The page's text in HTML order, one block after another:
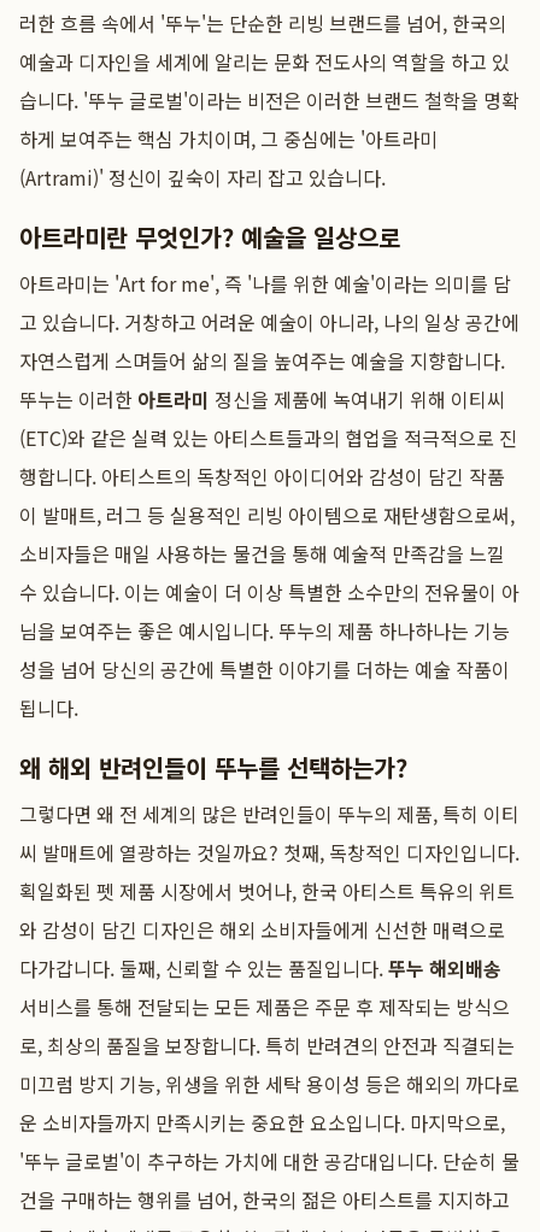
러한 흐름 속에서 '뚜누'는 단순한 리빙 브랜드를 넘어, 한국의
예술과 디자인을 세계에 알리는 문화 전도사의 역할을 하고 있
습니다. '뚜누 글로벌'이라는 비전은 이러한 브랜드 철학을 명확
하게 보여주는 핵심 가치이며, 그 중심에는 '아트라미
(Artrami)' 정신이 깊숙이 자리 잡고 있습니다.
아트라미란 무엇인가? 예술을 일상으로
아트라미는 'Art for me', 즉 '나를 위한 예술'이라는 의미를 담
고 있습니다. 거창하고 어려운 예술이 아니라, 나의 일상 공간에
자연스럽게 스며들어 삶의 질을 높여주는 예술을 지향합니다.
뚜누는 이러한 아트라미 정신을 제품에 녹여내기 위해 이티씨
(ETC)와 같은 실력 있는 아티스트들과의 협업을 적극적으로 진
행합니다. 아티스트의 독창적인 아이디어와 감성이 담긴 작품
이 발매트, 러그 등 실용적인 리빙 아이템으로 재탄생함으로써,
소비자들은 매일 사용하는 물건을 통해 예술적 만족감을 느낄
수 있습니다. 이는 예술이 더 이상 특별한 소수만의 전유물이 아
님을 보여주는 좋은 예시입니다. 뚜누의 제품 하나하나는 기능
성을 넘어 당신의 공간에 특별한 이야기를 더하는 예술 작품이
됩니다.
왜 해외 반려인들이 뚜누를 선택하는가?
그렇다면 왜 전 세계의 많은 반려인들이 뚜누의 제품, 특히 이티
씨 발매트에 열광하는 것일까요? 첫째, 독창적인 디자인입니다.
획일화된 펫 제품 시장에서 벗어나, 한국 아티스트 특유의 위트
와 감성이 담긴 디자인은 해외 소비자들에게 신선한 매력으로
다가갑니다. 둘째, 신뢰할 수 있는 품질입니다.뚜누 해외배송
서비스를 통해 전달되는 모든 제품은 주문 후 제작되는 방식으
로, 최상의 품질을 보장합니다. 특히 반려견의 안전과 직결되는
미끄럼 방지 기능, 위생을 위한 세탁 용이성 등은 해외의 까다로
운 소비자들까지 만족시키는 중요한 요소입니다. 마지막으로,
'뚜누 글로벌'이 추구하는 가치에 대한 공감대입니다. 단순히 물
건을 구매하는 행위를 넘어, 한국의 젊은 아티스트를 지지하고